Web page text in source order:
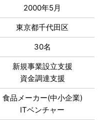
2000年5月
東京都千代田区
30名
新規事業設立支援
資金調達支援
食品メーカー(中小企業)
ITベンチャー